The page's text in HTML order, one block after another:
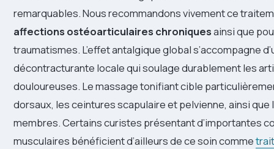
remarquables. Nous recommandons vivement ce
affections ostéoarticulaires chroniquesainsi que
traumatismes. L’effet antalgique global s’accompagne
décontracturante locale qui soulage durablement les
douloureuses. Le massage tonifiant cible
dorsaux, les ceintures scapulaire et pelvienne, ainsi que
membres. Certains curistes présentant d’importantes
musculaires bénéficient d’ailleurs de ce soin comme